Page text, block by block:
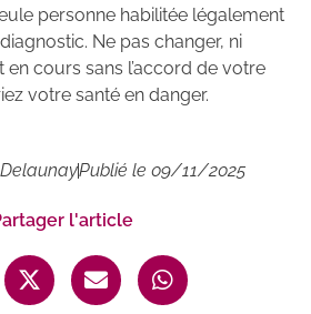
personne habilitée légalement
Ne pas changer, ni
cours sans l’accord de votre
votre santé en danger.
Publié le 09/11/2025
l'article